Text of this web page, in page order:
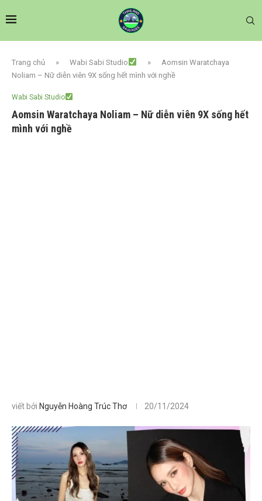
Trang chủ » Wabi Sabi Studio »
Aomsin Waratchaya
Noliam – Nữ diễn viên 9X sống hết mình với nghề
Wabi Sabi Studio
Aomsin Waratchaya Noliam – Nữ diễn viên 9X sống hết
mình với nghề
viết bởi Nguyễn Hoàng Trúc Thơ 20/11/2024